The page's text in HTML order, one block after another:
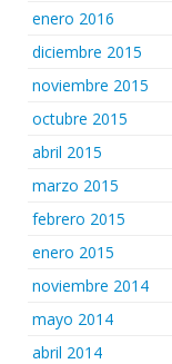
enero 2016
diciembre 2015
noviembre 2015
octubre 2015
abril 2015
marzo 2015
febrero 2015
enero 2015
noviembre 2014
mayo 2014
abril 2014